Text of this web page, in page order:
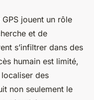
jouent un rôle
et de
s’infiltrer dans des
humain est limité,
des
non seulement le